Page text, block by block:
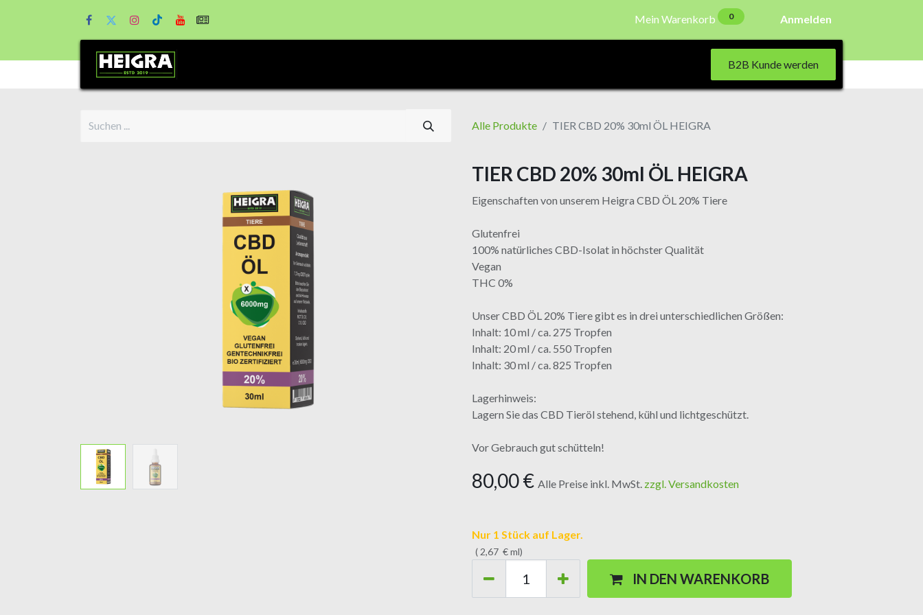
Mein Warenkorb 0 Anmelden
B2B Kunde werden
Alle Produkte TIER CBD 20% 30ml ÖL HEIGRA
TIER CBD 20% 30ml ÖL HEIGRA
Eigenschaften von unserem Heigra CBD ÖL 20% Tiere
Glutenfrei
100% natürliches CBD-Isolat in höchster Qualität
Vegan
THC 0%
Unser CBD ÖL 20% Tiere gibt es in drei unterschiedlichen Größen:
Inhalt: 10 ml / ca. 275 Tropfen
Inhalt: 20 ml / ca. 550 Tropfen
Inhalt: 30 ml / ca. 825 Tropfen
Lagerhinweis:
Lagern Sie das CBD Tieröl stehend, kühl und lichtgeschützt.
Vor Gebrauch gut schütteln!
80,00€ Alle Preise inkl. MwSt. zzgl. Versandkosten
Nur 1 Stück auf Lager.
( 2,67 €ml)
IN DEN WARENKORB